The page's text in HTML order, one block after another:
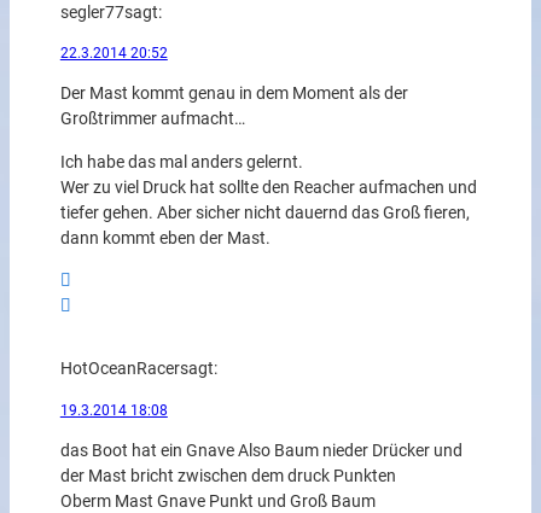
segler77sagt:
22.3.2014 20:52
Der Mast kommt genau in dem Moment als der
Großtrimmer aufmacht…
Ich habe das mal anders gelernt.
Wer zu viel Druck hat sollte den Reacher aufmachen und
tiefer gehen. Aber sicher nicht dauernd das Groß fieren,
dann kommt eben der Mast.
HotOceanRacersagt:
19.3.2014 18:08
das Boot hat ein Gnave Also Baum nieder Drücker und
der Mast bricht zwischen dem druck Punkten
Oberm Mast Gnave Punkt und Groß Baum